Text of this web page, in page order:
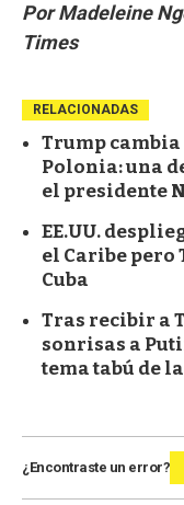
Por Madeleine
Times
RELACIONADAS
Trump
Polonia: una
el presidente
EE.UU.
el Caribe pero
Cuba
Tras recibir a
sonrisas a
tema tabú de
¿Encontraste un error?